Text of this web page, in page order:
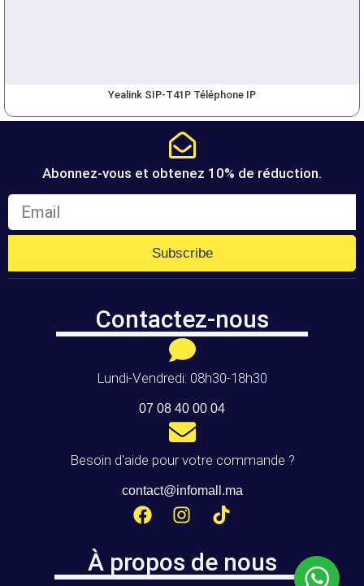
Yealink SIP-T41P Téléphone IP
Abonnez-vous et obtenez 10% de réduction.
Subscribe
Contactez-nous
Lundi-Vendredi: 08h30-18h30
07 08 40 00 04
Besoin d'aide pour votre commande ?
contact@infomall.ma
À propos de nous